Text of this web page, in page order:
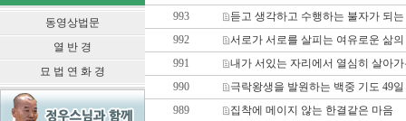
동영상법문
열 반 경
묘 법 연 화 경
993
듣고 생각하고 수행하는 불자가 되
992
서로가 서로를 살피는 여유로운 삶
991
내가 서있는 자리에서 열심히 살아
990
극락왕생을 발원하는 백중 기도 49
989
집착에 메이지 않는 한결같은 마음